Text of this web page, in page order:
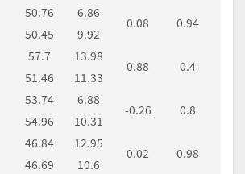
50.76 6.86
0.08 0.94
50.45
9.92
57.7 13.98
0.88 0.4
51.46 11.33
53.74 6.88
-0.26 0.8
54.96
10.31
46.84 12.95
0.02 0.98
46.69 10.6